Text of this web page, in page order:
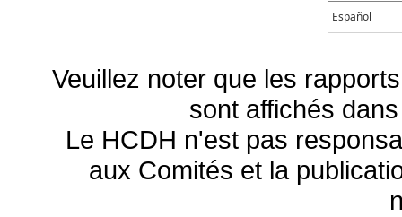
Español
Veuillez noter que les
sont affichés
Le HCDH n'est pas
aux Comités et la